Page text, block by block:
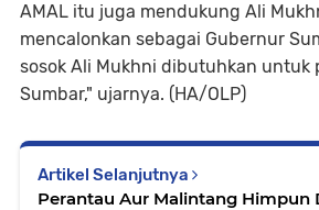
AMAL itu juga mendukung Ali
mencalonkan sebagai Gubernur
sosok Ali Mukhni dibutuhkan untuk
Sumbar," ujarnya. (HA/OLP)
Artikel Selanjutnya
Perantau Aur Malintang Himpun